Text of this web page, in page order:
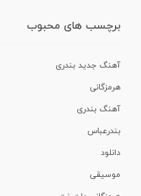
برچسب های محبوب
آهنگ جدید بندری
هرمزگانی
آهنگ بندری
بندرعباس
دانلود
موسیقی